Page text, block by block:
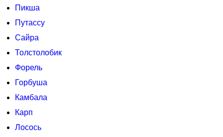
Пикша
Путассу
Сайра
Толстолобик
Форель
Горбуша
Камбала
Карп
Лосось